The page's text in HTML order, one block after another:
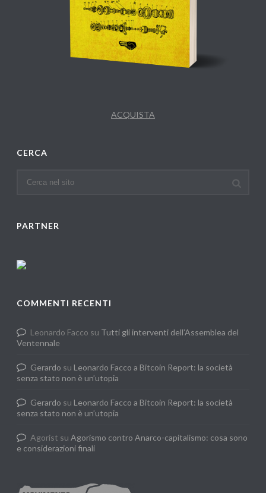
ACQUISTA
CERCA
PARTNER
COMMENTI RECENTI
Leonardo Facco su Tutti gli interventi dell’Assemblea del
Ventennale
Gerardo su Leonardo Facco a Bitcoin Report: la società
senza stato non è un’utopia
Gerardo su Leonardo Facco a Bitcoin Report: la società
senza stato non è un’utopia
Agorist suAgorismo contro Anarco-capitalismo: cosa sono
e considerazioni finali